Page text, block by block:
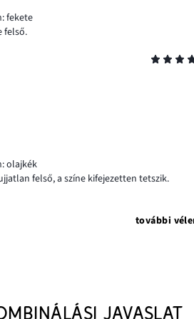
fekete
felső.
olajkék
felső, a színe kifejezetten tetszik.
további
JAVASLAT